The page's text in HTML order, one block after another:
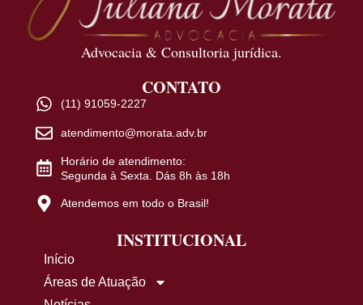
Advocacia & Consultoria jurídica.
CONTATO
(11) 91059-2227
atendimento@morata.adv.br
Horário de atendimento:
Segunda à Sexta. Dás 8h às 18h
Atendemos em todo o Brasil!
INSTITUCIONAL
Início
Áreas de Atuação